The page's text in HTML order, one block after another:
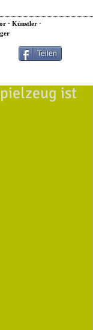
Teilen
· Künstler ·
ist